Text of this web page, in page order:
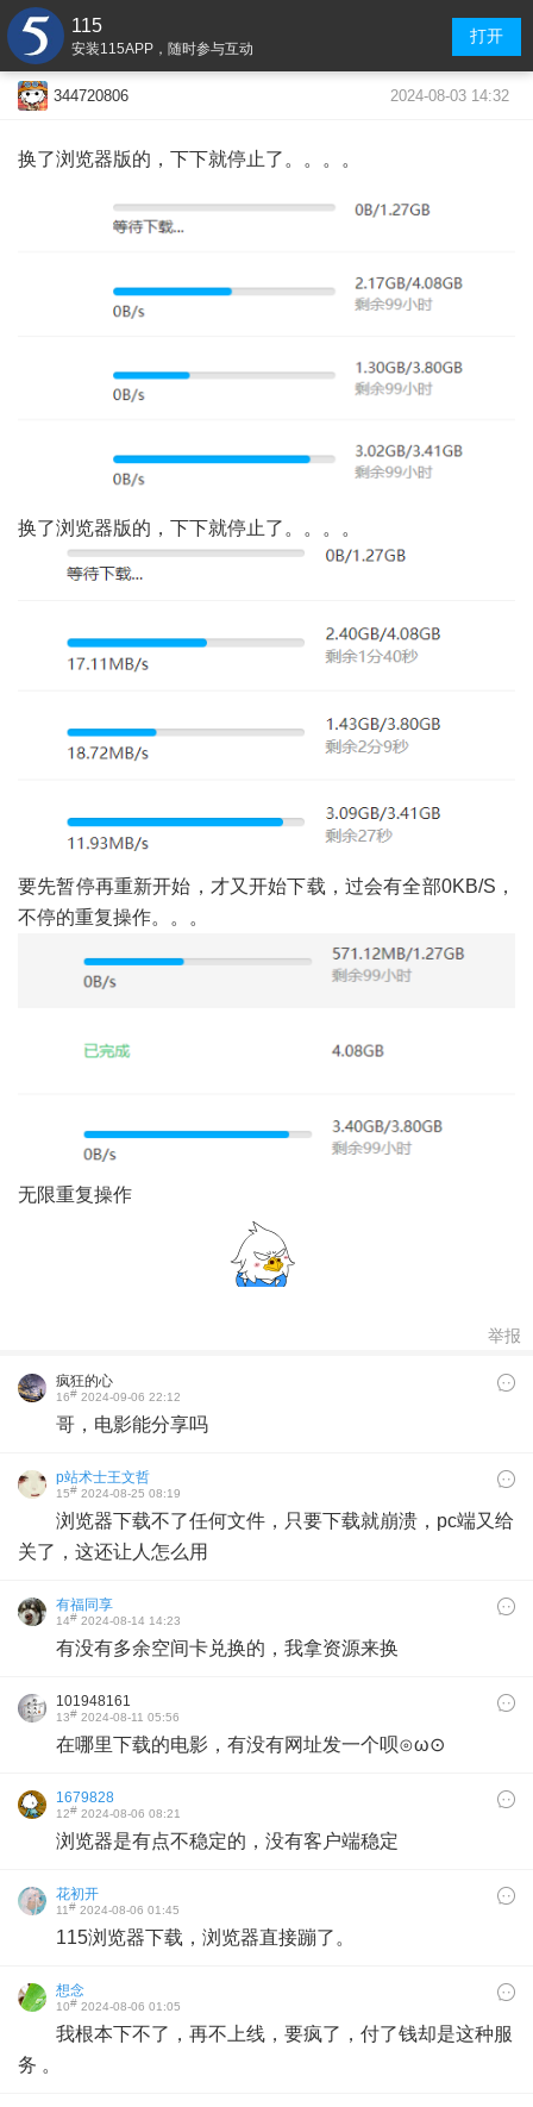
115
安装115APP，随时参与互动
打开
344720806 2024-08-03 14:32
换了浏览器版的，下下就停止了。。。。
换了浏览器版的，下下就停止了。。。。
要先暂停再重新开始，才又开始下载，过会有全部0KB/S，
不停的重复操作。。。
无限重复操作
举报
疯狂的心
16# 2024-09-06 22:12
哥，电影能分享吗
p站术士王文哲
15# 2024-08-25 08:19
浏览器下载不了任何文件，只要下载就崩溃，pc端又给
关了，这还让人怎么用
有福同享
14# 2024-08-14 14:23
有没有多余空间卡兑换的，我拿资源来换
101948161
13# 2024-08-11 05:56
在哪里下载的电影，有没有网址发一个呗⊙ω⊙
1679828
12# 2024-08-06 08:21
浏览器是有点不稳定的，没有客户端稳定
花初开
11# 2024-08-06 01:45
115浏览器下载，浏览器直接蹦了。
想念
10# 2024-08-06 01:05
我根本下不了，再不上线，要疯了，付了钱却是这种服
务 。